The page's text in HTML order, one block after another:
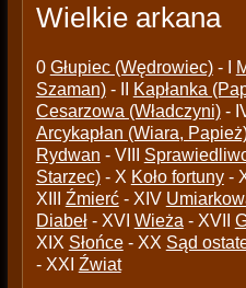
Wielkie arkana
0 Głupiec (Wędrowiec)- I
Szaman)- II Kapłanka
Cesarzowa (Władczyni)-
Arcykapłan (Wiara,
Rydwan - VIII
Starzec)- X Koło fortuny-
XIII Źmierć- XIV
Diabeł- XVI Wieża - XVII
XIX Słońce- XX Sąd
- XXI Źwiat